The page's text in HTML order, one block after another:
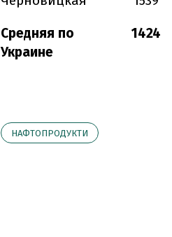
Средняя по
Украине
1424
НАФТОПРОДУКТИ